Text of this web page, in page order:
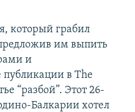
который грабил
им выпить
и
в The
“разбой”. Этот 26-
Балкарии хотел